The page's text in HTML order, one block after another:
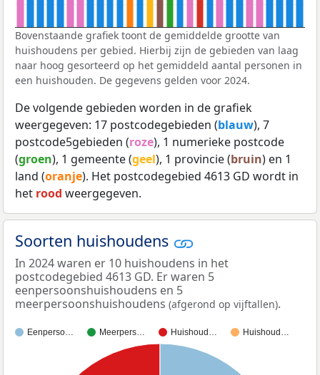
Bovenstaande grafiek toont de gemiddelde grootte van
huishoudens per gebied. Hierbij zijn de gebieden van laag
naar hoog gesorteerd op het gemiddeld aantal personen in
een huishouden. De gegevens gelden voor 2024.
De volgende gebieden worden in de grafiek
weergegeven: 17 postcodegebieden (blauw), 7
postcode5gebieden (roze), 1 numerieke postcode
(groen), 1 gemeente (geel), 1 provincie (bruin) en 1
land (oranje). Het postcodegebied 4613 GD wordt in
het rood weergegeven.
Soorten huishoudens
In 2024 waren er 10 huishoudens in het
postcodegebied 4613 GD. Er waren 5
eenpersoonshuishoudens en 5
meerpersoonshuishoudens (afgerond op vijftallen).
Eenperso… Meerpers… Huishoud… Huishoud…